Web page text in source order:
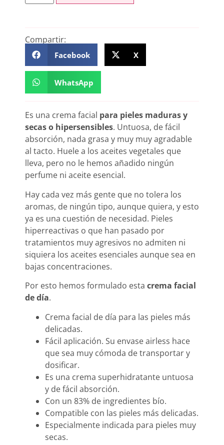
Compartir:
Facebook X
WhatsApp
Es una crema facial para pieles maduras y
secas o hipersensibles. Untuosa, de fácil
absorción, nada grasa y muy muy agradable
al tacto. Huele a los aceites vegetales que
lleva, pero no le hemos añadido ningún
perfume ni aceite esencial.
Hay cada vez más gente que no tolera los
aromas, de ningún tipo, aunque quiera, y esto
ya es una cuestión de necesidad. Pieles
hiperreactivas o que han pasado por
tratamientos muy agresivos no admiten ni
siquiera los aceites esenciales aunque sea en
bajas concentraciones.
Por esto hemos formulado esta crema facial
de día.
Crema facial de día para las pieles más
delicadas.
Fácil aplicación. Su envase airless hace
que sea muy cómoda de transportar y
dosificar.
Es una crema superhidratante untuosa
y de fácil absorción.
Con un 83% de ingredientes bío.
Compatible con las pieles más delicadas.
Especialmente indicada para pieles muy
secas.